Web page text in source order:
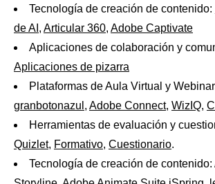
Tecnología de creación de contenido:
de AI , Articular 360, Adobe Captivate
Aplicaciones de colaboración y
Aplicaciones de pizarra
Plataformas de Aula Virtual y
granbotonazul , Adobe Connect, WizIQ,
Herramientas de evaluación y
Quizlet, Formativo, Cuestionario.
Tecnología de creación de contenido: